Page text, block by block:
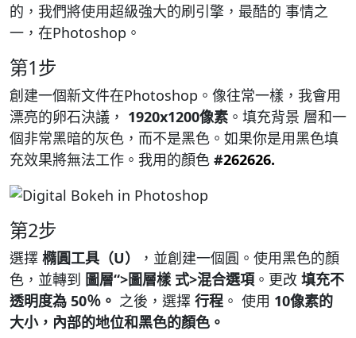
的，我們將使用超級強大的刷引擎，最酷的 事情之
一，在Photoshop。
第1步
創建一個新文件在Photoshop。像往常一樣，我會用
漂亮的卵石決議， 1920x1200像素 。填充背景 層和一
個非常黑暗的灰色，而不是黑色。如果你是用黑色填
充效果將無法工作。我用的顏色 #262626.
第2步
選擇 橢圓工具（U）
，並創建一個圓。使用黑色的顏
色，並轉到 圖層“>圖層樣 式>混合選項 。更改 填充不
透明度為 50％。 之後，選擇 行程 。 使用 10像素的
大小，內部的地位和黑色的顏色。